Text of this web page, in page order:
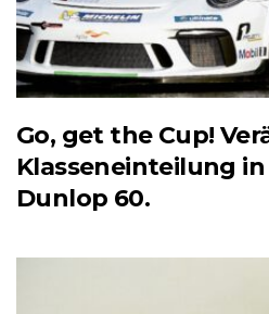
Go, get the Cup!
Klasseneinteilung in
Dunlop 60.